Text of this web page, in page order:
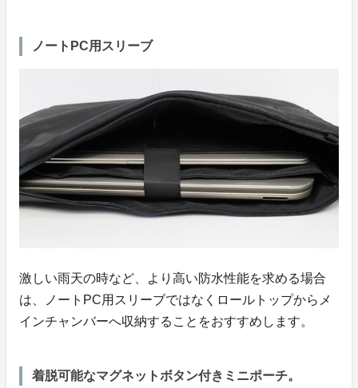
ノートPC用スリーブ
激しい雨天の時など、より高い防水性能を求める場合
は、ノートPC用スリーブではなくロールトップからメ
インチャンバーへ収納することをおすすめします。
着脱可能なマグネットボタン付きミニポーチ。